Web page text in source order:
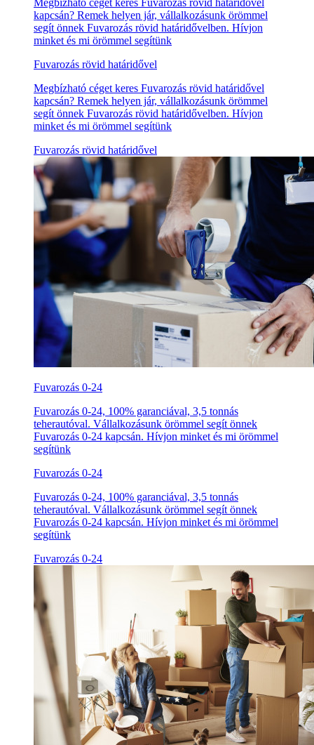
Megbízható céget keres Fuvarozás rövid határidővel
kapcsán? Remek helyen jár, vállalkozásunk örömmel
segít önnek Fuvarozás rövid határidővelben. Hívjon
minket és mi örömmel segítünk
Fuvarozás rövid határidővel
Megbízható céget keres Fuvarozás rövid határidővel
kapcsán? Remek helyen jár, vállalkozásunk örömmel
segít önnek Fuvarozás rövid határidővelben. Hívjon
minket és mi örömmel segítünk
Fuvarozás rövid határidővel
Fuvarozás 0-24
Fuvarozás 0-24, 100% garanciával, 3,5 tonnás
teherautóval. Vállalkozásunk örömmel segít önnek
Fuvarozás 0-24 kapcsán. Hívjon minket és mi örömmel
segítünk
Fuvarozás 0-24
Fuvarozás 0-24, 100% garanciával, 3,5 tonnás
teherautóval. Vállalkozásunk örömmel segít önnek
Fuvarozás 0-24 kapcsán. Hívjon minket és mi örömmel
segítünk
Fuvarozás 0-24